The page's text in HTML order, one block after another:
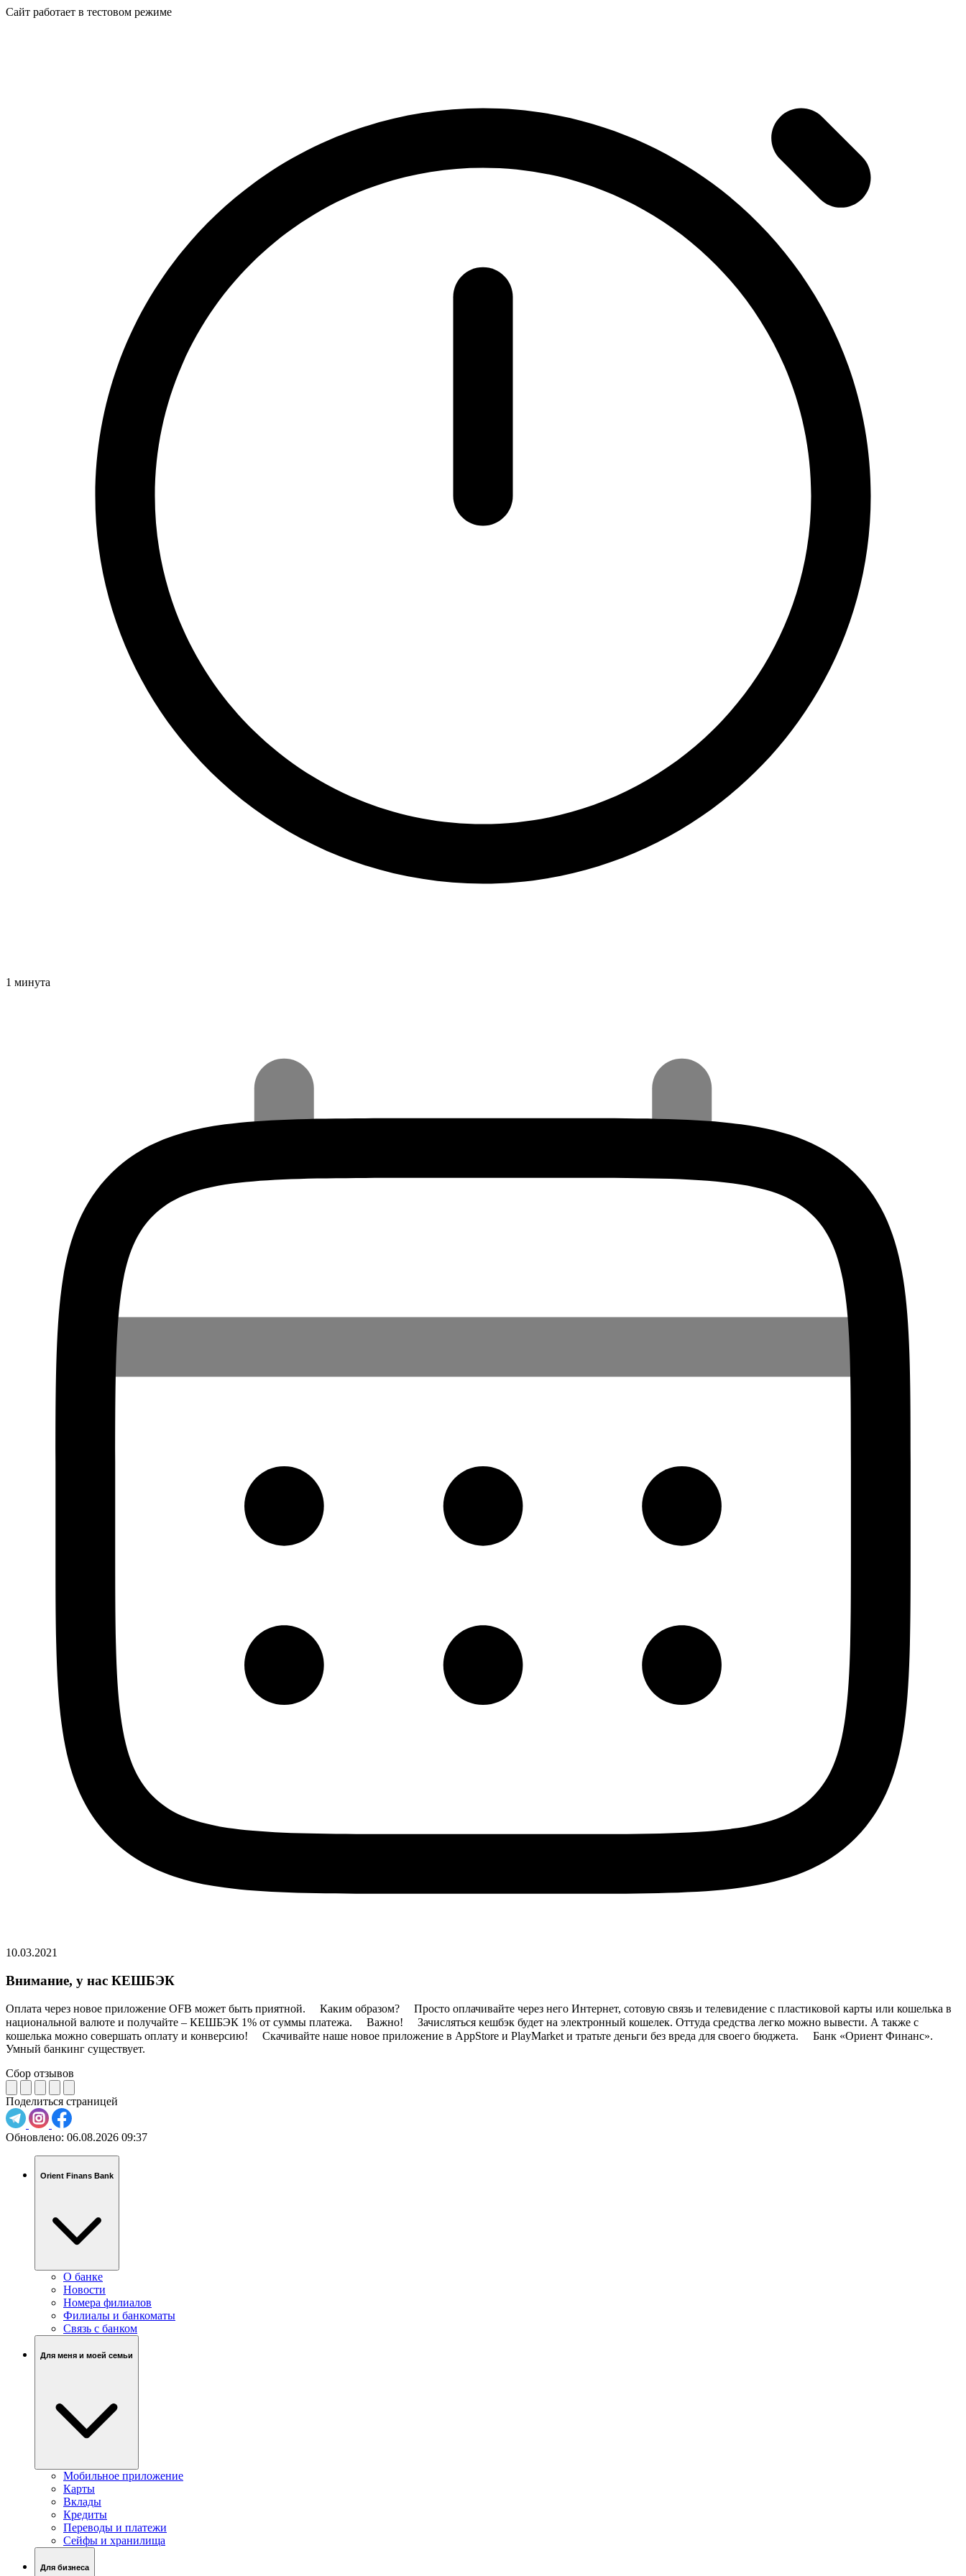
Сайт работает в тестовом режиме
1 минута
10.03.2021
Внимание, у нас КЕШБЭК
Оплата через новое приложение OFB может быть приятной. ⠀ Каким образом? ⠀ Просто оплачивайте через него Интернет, сотовую связь и телевидение с пластиковой карты или кошелька в
национальной валюте и получайте – КЕШБЭК 1% от суммы платежа. ⠀ Важно! ⠀ Зачисляться кешбэк будет на электронный кошелек. Оттуда средства легко можно вывести. А также с
кошелька можно совершать оплату и конверсию! ⠀ Скачивайте наше новое приложение в AppStore и PlayMarket и тратьте деньги без вреда для своего бюджета. ⠀ Банк «Ориент Финанс».
Умный банкинг существует.
Сбор отзывов
Поделиться страницей
Обновлено: 06.08.2026 09:37
Orient Finans Bank
О банке
Новости
Номера филиалов
Филиалы и банкоматы
Связь c банком
Для меня и моей семьи
Мобильное приложение
Карты
Вклады
Кредиты
Переводы и платежи
Сейфы и хранилища
Для бизнеса